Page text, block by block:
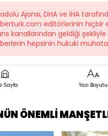
Ajansı, DHA ve İHA
editörlerinin
kanallarından geldiği
hepsinin hukuki
Sayfa Yazı Boyutu
ÖNEMLİ